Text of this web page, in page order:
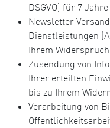
DSGVO) für 7 Jahre
Newsletter
Dienstleistungen
Ihrem Widerspruch
Zusendung von
Ihrer erteilten
bis zu Ihrem
Verarbeitung von